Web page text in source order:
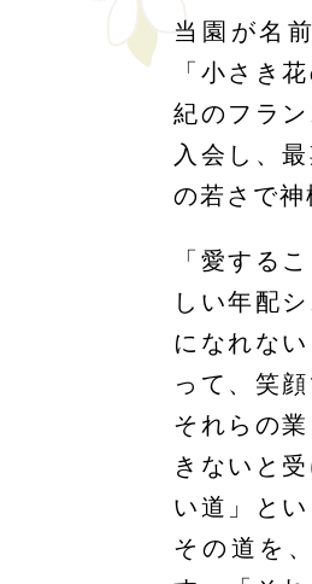
当園が名
「小さき
紀のフラ
入会し、
の若さで神
「愛する
しい年配
になれな
って、笑
それらの
きないと
い道」と
その道を